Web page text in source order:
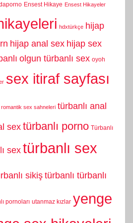
Ensest Hikaye Ensest Hikayeler
hdxtürkçe hijap
hijap anal sex hijap sex
olgun türbanlı sex oyoh
sex itiraf sayfası
sex sahneleri türbanlı anal
sex türbanlı porno Türbanlı
sex türbanlı sex
sikiş türbanlı türbanlı
pornoları utanmaz kızlar yenge